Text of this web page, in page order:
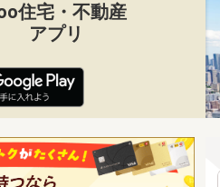
住宅・不動産
アプリ